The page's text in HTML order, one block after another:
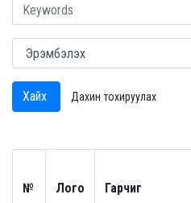
Хайх Дахин тохируулах
№ Лого Гарчиг